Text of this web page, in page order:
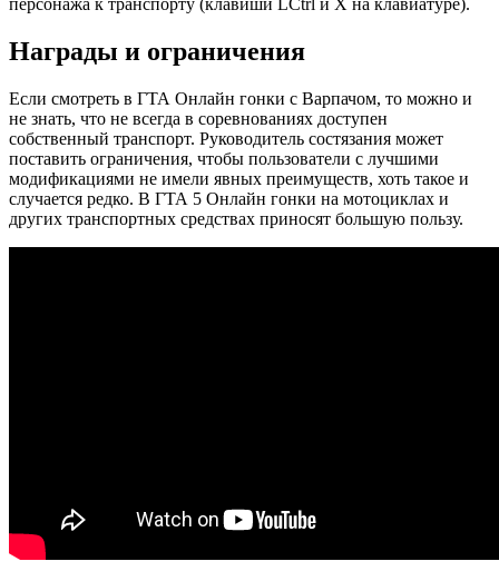
персонажа к транспорту (клавиши LCtrl и X на клавиатуре).
Награды и ограничения
Если смотреть в ГТА Онлайн гонки с Варпачом, то можно и
не знать, что не всегда в соревнованиях доступен
собственный транспорт. Руководитель состязания может
поставить ограничения, чтобы пользователи с лучшими
модификациями не имели явных преимуществ, хоть такое и
случается редко. В ГТА 5 Онлайн гонки на мотоциклах и
других транспортных средствах приносят большую пользу.